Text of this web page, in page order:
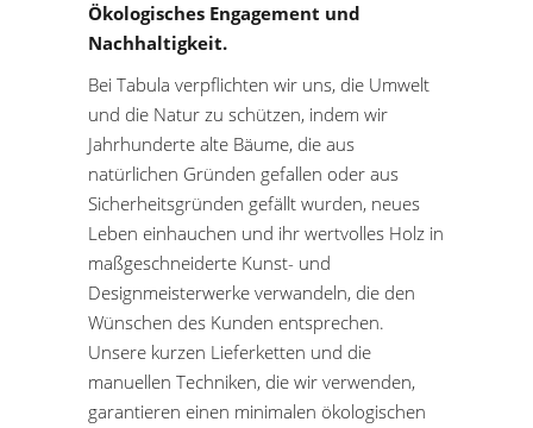
Ökologisches Engagement und
Nachhaltigkeit.
Bei Tabula verpflichten wir uns, die Umwelt
und die Natur zu schützen, indem wir
Jahrhunderte alte Bäume, die aus
natürlichen Gründen gefallen oder aus
Sicherheitsgründen gefällt wurden, neues
Leben einhauchen und ihr wertvolles Holz in
maßgeschneiderte Kunst- und
Designmeisterwerke verwandeln, die den
Wünschen des Kunden entsprechen.
Unsere kurzen Lieferketten und die
manuellen Techniken, die wir verwenden,
garantieren einen minimalen ökologischen